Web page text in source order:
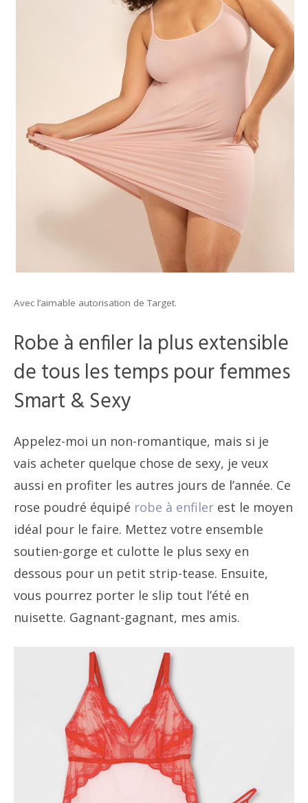
Avec l’aimable autorisation de Target.
Robe à enfiler la plus extensible
de tous les temps pour femmes
Smart & Sexy
Appelez-moi un non-romantique, mais si je
vais acheter quelque chose de sexy, je veux
aussi en profiter les autres jours de l’année. Ce
rose poudré équipé robe à enfiler est le moyen
idéal pour le faire. Mettez votre ensemble
soutien-gorge et culotte le plus sexy en
dessous pour un petit strip-tease. Ensuite,
vous pourrez porter le slip tout l’été en
nuisette. Gagnant-gagnant, mes amis.